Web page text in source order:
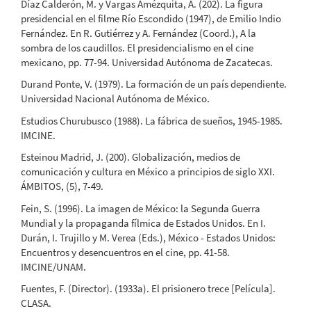
Díaz Calderón, M. y Vargas Amézquita, A. (202). La figura
presidencial en el filme Río Escondido (1947), de Emilio Indio
Fernández. En R. Gutiérrez y A. Fernández (Coord.), A la
sombra de los caudillos. El presidencialismo en el cine
mexicano, pp. 77-94. Universidad Autónoma de Zacatecas.
Durand Ponte, V. (1979). La formación de un país dependiente.
Universidad Nacional Autónoma de México.
Estudios Churubusco (1988). La fábrica de sueños, 1945-1985.
IMCINE.
Esteinou Madrid, J. (200). Globalización, medios de
comunicación y cultura en México a principios de siglo XXI.
ÁMBITOS, (5), 7-49.
Fein, S. (1996). La imagen de México: la Segunda Guerra
Mundial y la propaganda fílmica de Estados Unidos. En I.
Durán, I. Trujillo y M. Verea (Eds.), México - Estados Unidos:
Encuentros y desencuentros en el cine, pp. 41-58.
IMCINE/UNAM.
Fuentes, F. (Director). (1933a). El prisionero trece [Película].
CLASA.